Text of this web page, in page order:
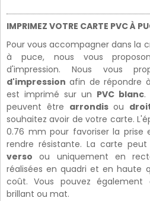
IMPRIMEZ VOTRE CARTE PVC À
Pour vous accompagner dans la
à puce, nous vous
d'impression. Nous vous
d'impression afin de répondre
est imprimé sur un PVC blanc.
peuvent être arrondisou
souhaitez avoir de votre carte.
0.76 mm pour favoriser la
rendre résistante. La carte
verso ou uniquement en
réalisées en quadri et en haute
coût. Vous pouvez
brillant ou mat.